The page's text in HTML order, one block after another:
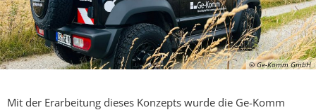
© Ge-Komm GmbH
Mit der Erarbeitung dieses Konzepts wurde die Ge-Komm